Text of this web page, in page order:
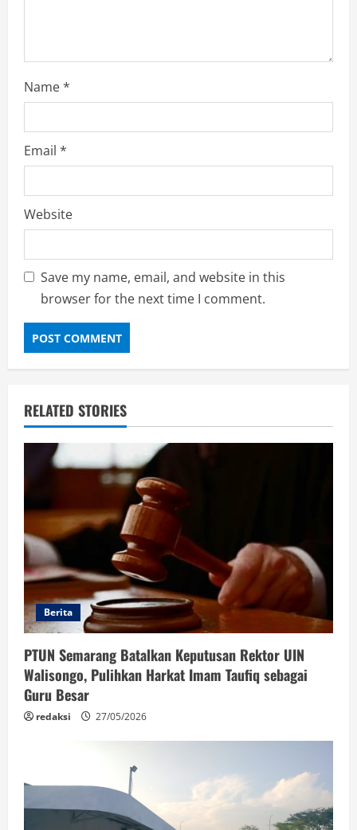
Name*
Email *
Website
Save my name, email, and website in this
browser for the next time I comment.
RELATED STORIES
Berita
PTUN Semarang Batalkan Keputusan Rektor UIN
Walisongo, Pulihkan Harkat Imam Taufiq sebagai
Guru Besar
redaksi 27/05/2026